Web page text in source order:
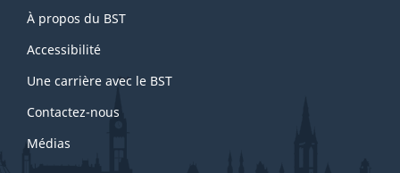
this
site
À propos du BST
Accessibilité
Une carrière avec le BST
Contactez-nous
Médias